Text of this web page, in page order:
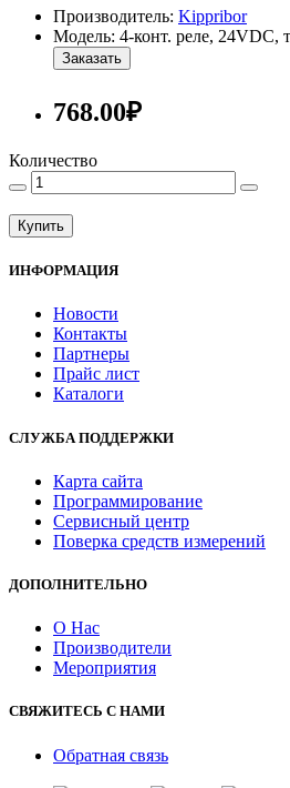
Производитель: Kippribor
Модель: 4-конт. реле, 24VDC,
Заказать
768.00₽
Количество
Купить
ИНФОРМАЦИЯ
Новости
Контакты
Партнеры
Прайс лист
Каталоги
СЛУЖБА ПОДДЕРЖКИ
Карта сайта
Программирование
Сервисный центр
Поверка средств измерений
ДОПОЛНИТЕЛЬНО
О Нас
Производители
Мероприятия
СВЯЖИТЕСЬ С НАМИ
Обратная связь